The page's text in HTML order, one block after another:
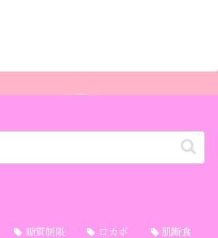
糖質制限 ロカボ 肌断食